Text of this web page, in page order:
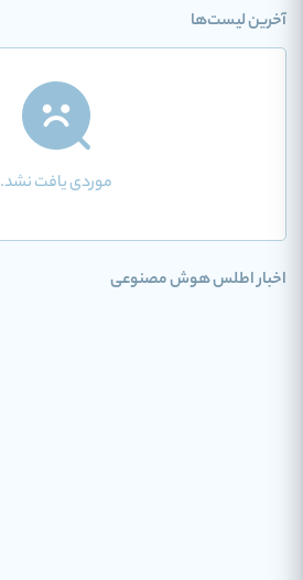
آخرین لیست‌ها
موردی یافت نشد.
اخبار اطلس هوش مصنوعی